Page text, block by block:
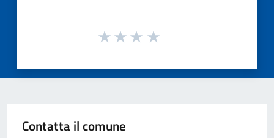
Contatta il comune